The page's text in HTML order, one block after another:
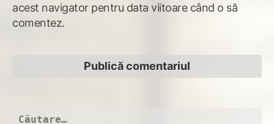
acest navigator pentru data viitoare când o să
comentez.
Caută